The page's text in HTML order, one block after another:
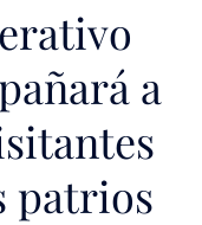
a
patrios